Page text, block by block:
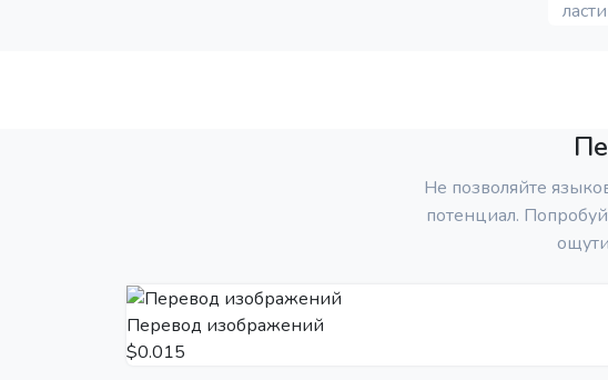
Не позволяйте
потенциал.
Перевод изображений
$0.015